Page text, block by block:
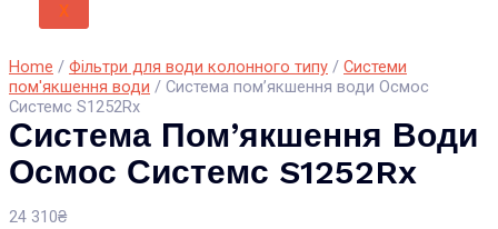
X
Home / Фільтри для води колонного типу / Системи
пом'якшення води / Система пом’якшення води Осмос
Системс S1252Rx
Система Пом’якшення Води
Осмос Системс S1252Rx
24 310₴